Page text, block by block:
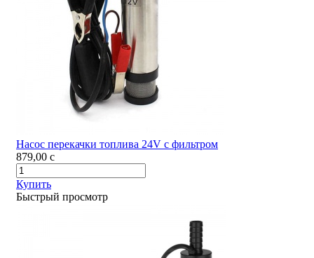
Насос перекачки топлива 24V с фильтром
879,00 c
Купить
Быстрый просмотр